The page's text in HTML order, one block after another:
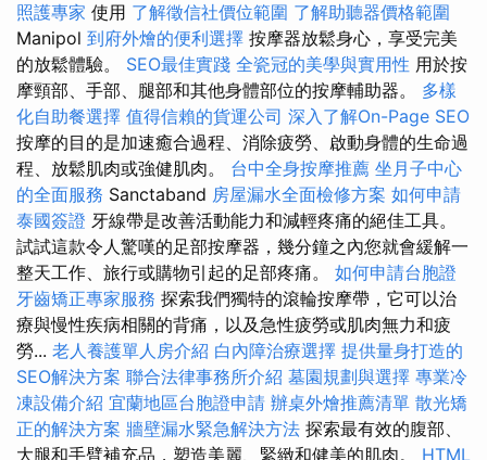
照護專家 使用 了解徵信社價位範圍 了解助聽器價格範圍
Manipol 到府外燴的便利選擇 按摩器放鬆身心，享受完美
的放鬆體驗。 SEO最佳實踐 全瓷冠的美學與實用性 用於按
摩頸部、手部、腿部和其他身體部位的按摩輔助器。 多樣
化自助餐選擇 值得信賴的貨運公司 深入了解On-Page SEO
按摩的目的是加速癒合過程、消除疲勞、啟動身體的生命過
程、放鬆肌肉或強健肌肉。 台中全身按摩推薦 坐月子中心
的全面服務 Sanctaband 房屋漏水全面檢修方案 如何申請
泰國簽證 牙線帶是改善活動能力和減輕疼痛的絕佳工具。
試試這款令人驚嘆的足部按摩器，幾分鐘之內您就會緩解一
整天工作、旅行或購物引起的足部疼痛。 如何申請台胞證
牙齒矯正專家服務 探索我們獨特的滾輪按摩帶，它可以治
療與慢性疾病相關的背痛，以及急性疲勞或肌肉無力和疲
勞... 老人養護單人房介紹 白內障治療選擇 提供量身打造的
SEO解決方案 聯合法律事務所介紹 墓園規劃與選擇 專業冷
凍設備介紹 宜蘭地區台胞證申請 辦桌外燴推薦清單 散光矯
正的解決方案 牆壁漏水緊急解決方法 探索最有效的腹部、
大腿和手臂補充品，塑造美麗、緊緻和健美的肌肉。 HTML